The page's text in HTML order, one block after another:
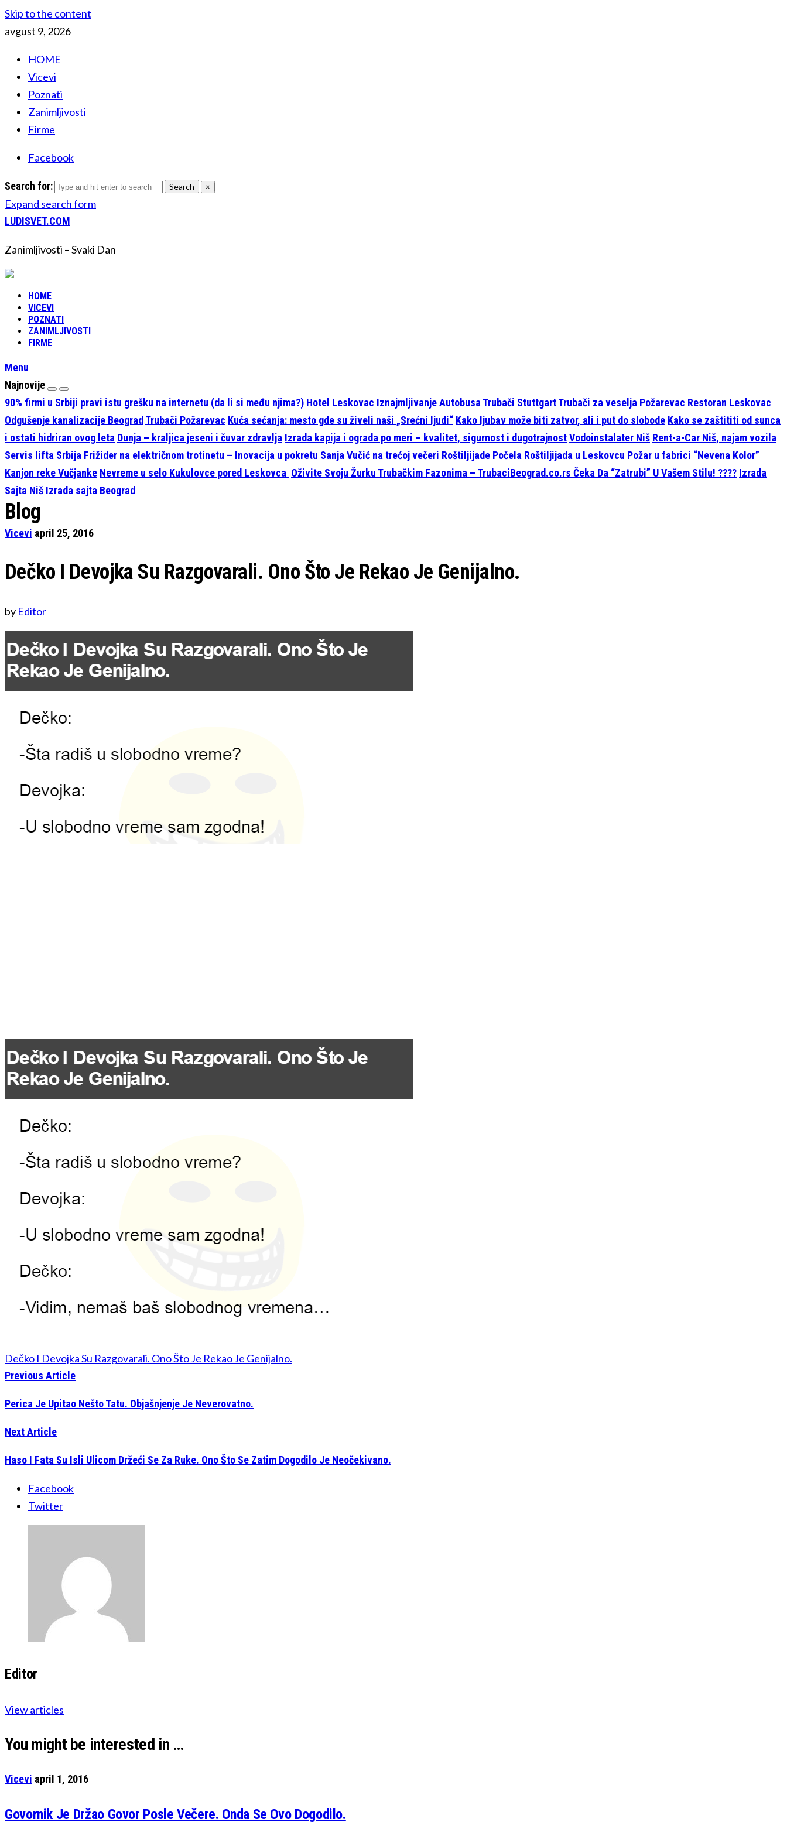
Skip to the content
avgust 9, 2026
HOME
Vicevi
Poznati
Zanimljivosti
Firme
Facebook
Search for: Search ×
Expand search form
LUDISVET.COM
Zanimljivosti – Svaki Dan
HOME
VICEVI
POZNATI
ZANIMLJIVOSTI
FIRME
Menu
Najnovije
90% firmi u Srbiji pravi istu grešku na internetu (da li si među njima?) Hotel Leskovac Iznajmljivanje Autobusa Trubači StuttgartTrubači za veselja Požarevac Restoran Leskovac
Odgušenje kanalizacije Beograd Trubači Požarevac Kuća sećanja: mesto gde su živeli naši „Srećni ljudi“ Kako ljubav može biti zatvor, ali i put do slobode Kako se zaštititi od sunca
i ostati hidriran ovog leta Dunja – kraljica jeseni i čuvar zdravlja Izrada kapija i ograda po meri – kvalitet, sigurnost i dugotrajnostVodoinstalater Niš Rent-a-Car Niš, najam vozila
Servis lifta Srbija Frižider na električnom trotinetu – Inovacija u pokretu Sanja Vučić na trećoj večeri Roštiljijade Počela Roštiljijada u Leskovcu Požar u fabrici “Nevena Kolor”
Kanjon reke Vučjanke Nevreme u selo Kukulovce pored Leskovca Oživite Svoju Žurku Trubačkim Fazonima – TrubaciBeograd.co.rs Čeka Da “Zatrubi” U Vašem Stilu! ???? Izrada
Sajta Niš Izrada sajta Beograd
Blog
Vicevi april 25, 2016
Dečko I Devojka Su Razgovarali. Ono Što Je Rekao Je Genijalno.
by Editor
Dečko I Devojka Su Razgovarali. Ono Što Je Rekao Je Genijalno.
Previous Article
Perica Je Upitao Nešto Tatu. Objašnjenje Je Neverovatno.
Next Article
Haso I Fata Su Isli Ulicom Držeći Se Za Ruke. Ono Što Se Zatim Dogodilo Je Neočekivano.
Facebook
Twitter
Editor
View articles
You might be interested in …
Vicevi april 1, 2016
Govornik Je Držao Govor Posle Večere. Onda Se Ovo Dogodilo.